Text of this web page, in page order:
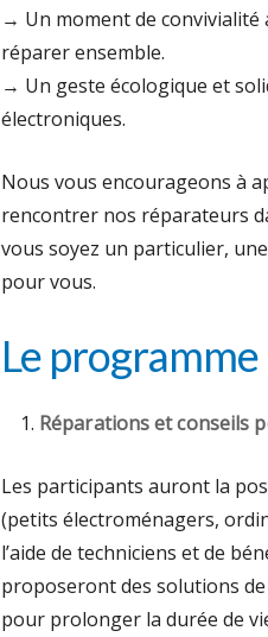
→ Un moment de convivialité
réparer ensemble.
→ Un geste écologique et
électroniques.
Nous vous encourageons à
rencontrer nos réparateurs
vous soyez un particulier,
pour vous.
Le programme
Réparations et conseils
Les participants auront la
(petits électroménagers,
l’aide de techniciens et de
proposeront des solutions
pour prolonger la durée de